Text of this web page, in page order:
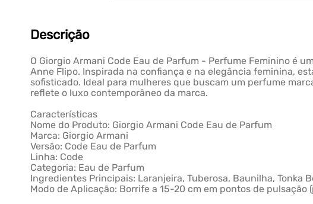
Descrição
O Giorgio Armani Code Eau de Parfum - Perfume Feminino é
Anne Flipo. Inspirada na confiança e na elegância feminina,
sofisticado. Ideal para mulheres que buscam um perfume
reflete o luxo contemporâneo da marca.
Características
Nome do Produto: Giorgio Armani Code Eau de Parfum
Marca: Giorgio Armani
Versão: Code Eau de Parfum
Linha: Code
Categoria: Eau de Parfum
Ingredientes Principais: Laranjeira, Tuberosa, Baunilha, Tonka
Modo de Aplicação: Borrife a 15-20 cm em pontos de